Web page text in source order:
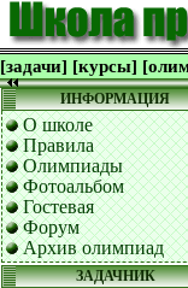
[задачи] [курсы]
ИНФОРМАЦИЯ
О школе
Правила
Олимпиады
Фотоальбом
Гостевая
Форум
Архив олимпиад
ЗАДАЧНИК